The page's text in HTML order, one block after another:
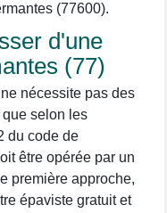
(77600).
d'une
(77)
nécessite pas des
selon les
du code de
être opérée par un
première approche,
épaviste gratuit et